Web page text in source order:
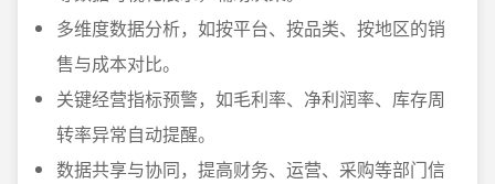
多维度数据分析，如按平台、按品类、按地区的销
售与成本对比。
关键经营指标预警，如毛利率、净利润率、库存周
转率异常自动提醒。
数据共享与协同，提高财务、运营、采购等部门信